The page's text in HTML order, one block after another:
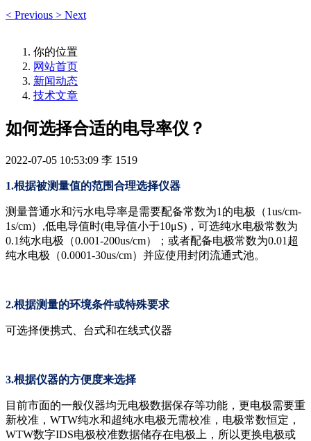
< Previous > Next
你的位置
网站首页
新闻动态
技术文章
如何选择合适的电导率仪？
2022-07-05 10:53:09 李 1519
1.根据被测量值的范围合理选择仪器
测量普通水和污水电导率是需要配备常数为1的电极（1us/cm-
1s/cm）,低电导值时(电导值小于10μS)，可选纯水电极常数为
0.1纯水电极（0.001-200us/cm）；或者配备电极常数为0.01超
纯水电极（0.0001-30us/cm）并应使用封闭流通式池。
2.根据测量的环境条件或特殊要求
可选择便携式、台式和在线式仪器
3.根据仪器的方便度来选择
目前市面的一般仪器均无电极数据保存等功能，更电极需要重
新校准，WTW纯水和超纯水电极无需校准，电极常数恒定，
WTW数字IDS电极校准数据储存在电极上，所以更换电极或